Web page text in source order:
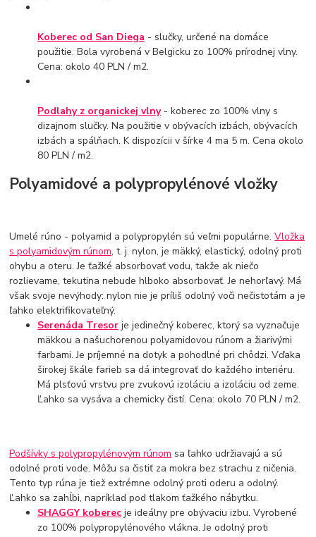
Koberec od San Diega - slučky, určené na domáce
použitie. Bola vyrobená v Belgicku zo 100% prírodnej vlny.
Cena: okolo 40 PLN / m2.
Podlahy z organickej vlny- koberec zo 100% vlny s
dizajnom slučky. Na použitie v obývacích izbách, obývacích
izbách a spálňach. K dispozícii v šírke 4 ma 5 m. Cena okolo
80 PLN / m2.
Polyamidové a polypropylénové vložky
Umelé rúno - polyamid a polypropylén sú veľmi populárne.Vložka
s polyamidovým rúnom, t. j. nylon, je mäkký, elastický, odolný proti
ohybu a oteru. Je ťažké absorbovať vodu, takže ak niečo
rozlievame, tekutina nebude hlboko absorbovať. Je nehorľavý. Má
však svoje nevýhody: nylon nie je príliš odolný voči nečistotám a je
ľahko elektrifikovateľný.
Serenáda Tresor je jedinečný koberec, ktorý sa vyznačuje
mäkkou a našuchorenou polyamidovou rúnom a žiarivými
farbami. Je príjemné na dotyk a pohodlné pri chôdzi. Vďaka
širokej škále farieb sa dá integrovať do každého interiéru.
Má plsťovú vrstvu pre zvukovú izoláciu a izoláciu od zeme.
Ľahko sa vysáva a chemicky čistí. Cena: okolo 70 PLN / m2.
Podšívky s polypropylénovým rúnom sa ľahko udržiavajú a sú
odolné proti vode. Môžu sa čistiť za mokra bez strachu z ničenia.
Tento typ rúna je tiež extrémne odolný proti oderu a odolný.
Ľahko sa zahĺbi, napríklad pod tlakom ťažkého nábytku.
SHAGGY koberec je ideálny pre obývaciu izbu. Vyrobené
zo 100% polypropylénového vlákna. Je odolný proti